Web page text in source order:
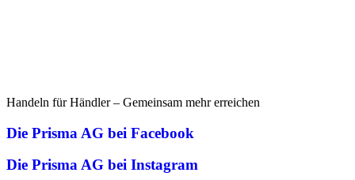
Handeln für Händler – Gemeinsam mehr erreichen
Die Prisma AG bei Facebook
Die Prisma AG bei Instagram